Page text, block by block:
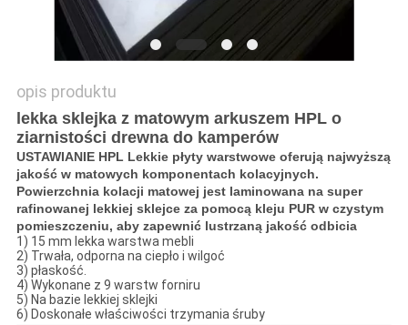
opis produktu
lekka sklejka z matowym arkuszem HPL o
ziarnistości drewna do kamperów
USTAWIANIE HPL Lekkie płyty warstwowe oferują najwyższą
jakość w matowych komponentach kolacyjnych.
Powierzchnia kolacji matowej jest laminowana na super
rafinowanej lekkiej sklejce za pomocą kleju PUR w czystym
pomieszczeniu, aby zapewnić lustrzaną jakość odbicia
1) 15 mm lekka warstwa mebli
2) Trwała, odporna na ciepło i wilgoć
3) płaskość.
4) Wykonane z 9 warstw forniru
5) Na bazie lekkiej sklejki
6) Doskonałe właściwości trzymania śruby